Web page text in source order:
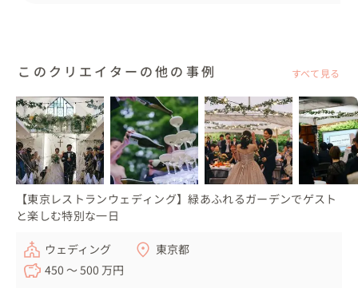
映像をご覧いただいた後、おふたりはたくさんの祝福に包
まれながらご退場され、お開きとなりました。
🍸アイテムや準備について
ゴルフ場で前撮りされた写真を使用して、プロフィールブ
ックを手作りされました⛳️
ウェルカムスペースに設置した『レシート写真機』もご用
意いただきました。
🍸メッセージ
一流ホテルは設備やサービス、スタッフの方も素晴らし
く、上質で華やかな結婚式をされたいカップル様におすす
このクリエイターの他の事例 すべて見る
【東京レストランウェディング】緑あふれるガーデンでゲスト
と楽しむ特別な一日
ウェディング
東京都
450 〜 500 万円